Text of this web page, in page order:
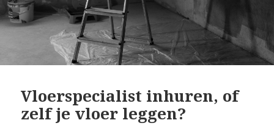
Vloerspecialist inhuren, of
zelf je vloer leggen?